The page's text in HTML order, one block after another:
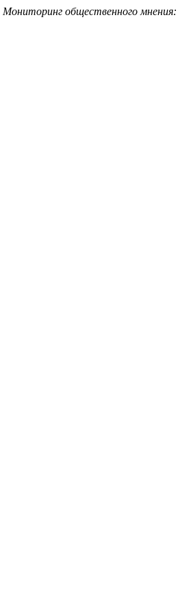
Мониторинг общественного мнения: